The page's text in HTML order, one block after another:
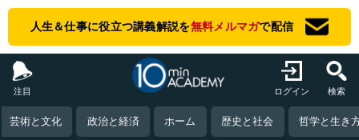
人生＆仕事に役立つ講義解説を無料メルマガで配信
注目 ログイン 検索
芸術と文化 政治と経済 ホーム 歴史と社会 哲学と生き